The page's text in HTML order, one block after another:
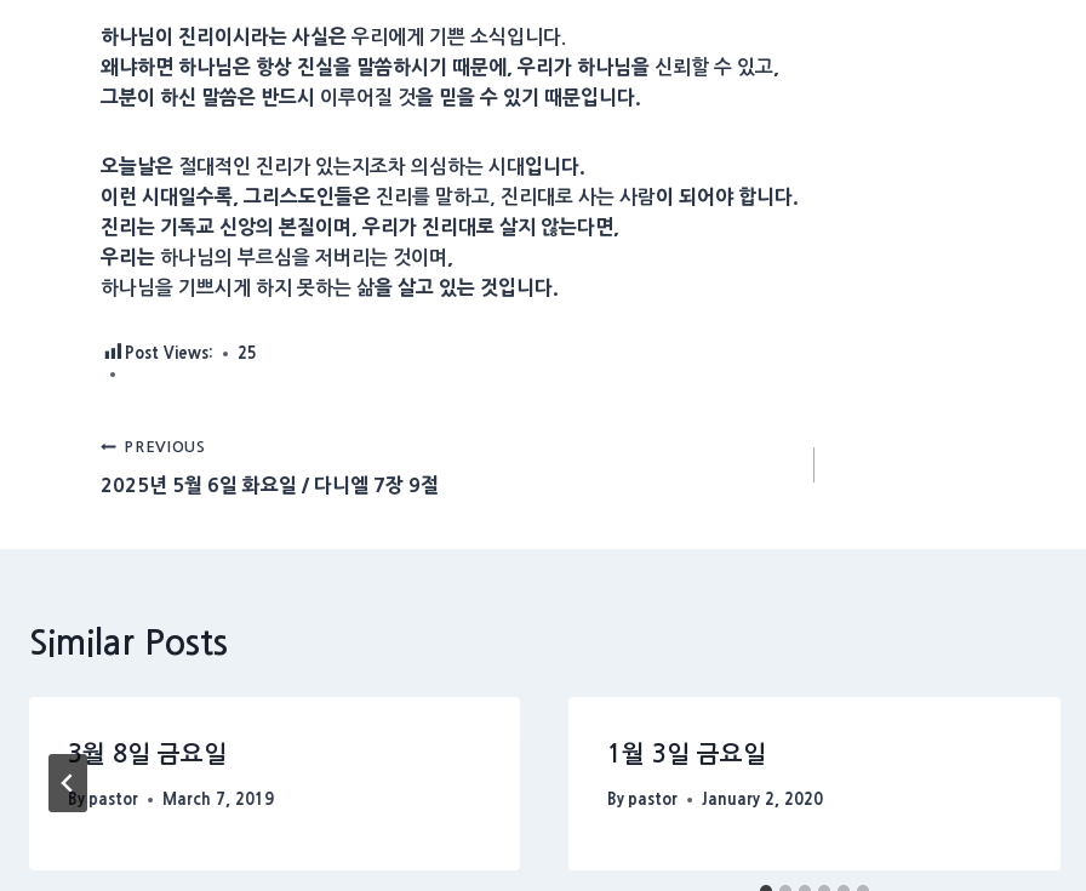
하나님이 진리이시라는 사실은우리에게 기쁜 소식입니다.
왜냐하면 하나님은 항상 진실을 말씀하시기 때문에, 우리가 하나님을 신뢰할 수 있고
그분이 하신 말씀은 반드시 이루어질 것을 믿을 수 있기 때문입니다.
오늘날은 절대적인 진리가 있는지조차 의심하는 시대 입니다.
이런 시대일수록, 그리스도인들은 진리를 말하고, 진리대로 사는 사람이 되어야 합니다.
진리는 기독교 신앙의 본질이며, 우리가 진리대로 살지 않는다면,
우리는하나님의 부르심을 저버리는 것이며
하나님을 기쁘시게 하지 못하는 삶을 살고 있는 것입니다.
Post Views: 25
Post
navigation
PREVIOUS
2025년 5월 6일 화요일 / 다니엘 7장 9절
Similar Posts
3월 8일 금요일
By pastor March 7, 2019
1월 3일 금요일
By pastor January 2, 2020